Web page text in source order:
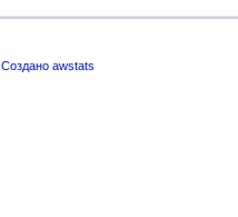
Создано awstats